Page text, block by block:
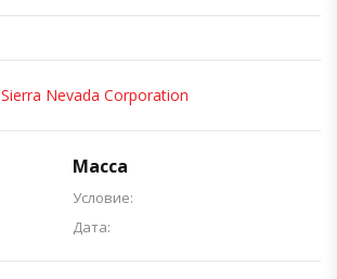
Sierra Nevada Corporation
Масса
Условие:
Дата: